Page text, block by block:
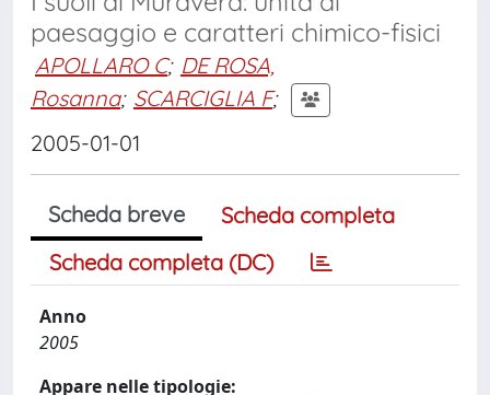
paesaggio e caratteri chimico-fisici
APOLLARO C; DE ROSA,
Rosanna; SCARCIGLIA F;
2005-01-01
Scheda breve
Scheda completa
Scheda completa (DC)
Anno
2005
Appare nelle tipologie: